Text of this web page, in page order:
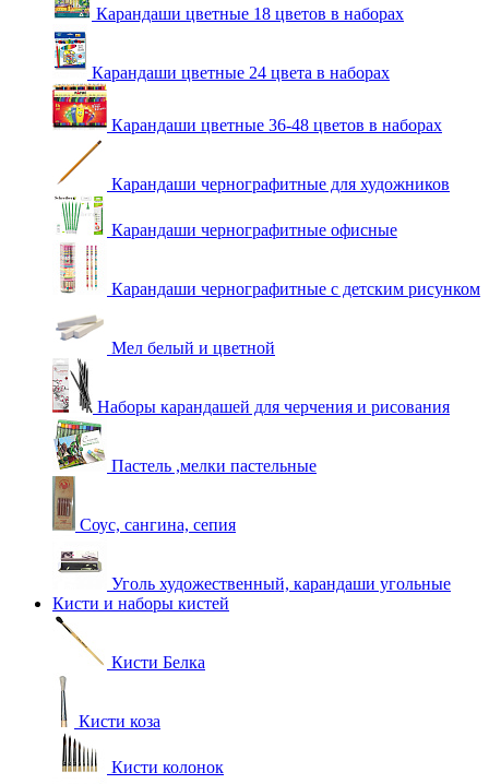
Карандаши цветные 18 цветов в наборах
Карандаши цветные 24 цвета в наборах
Карандаши цветные 36-48 цветов в наборах
Карандаши чернографитные для художников
Карандаши чернографитные офисные
Карандаши чернографитные с детским рисунком
Мел белый и цветной
Наборы карандашей для черчения и рисования
Пастель ,мелки пастельные
Соус, сангина, сепия
Уголь художественный, карандаши угольные
Кисти и наборы кистей
Кисти Белка
Кисти коза
Кисти колонок